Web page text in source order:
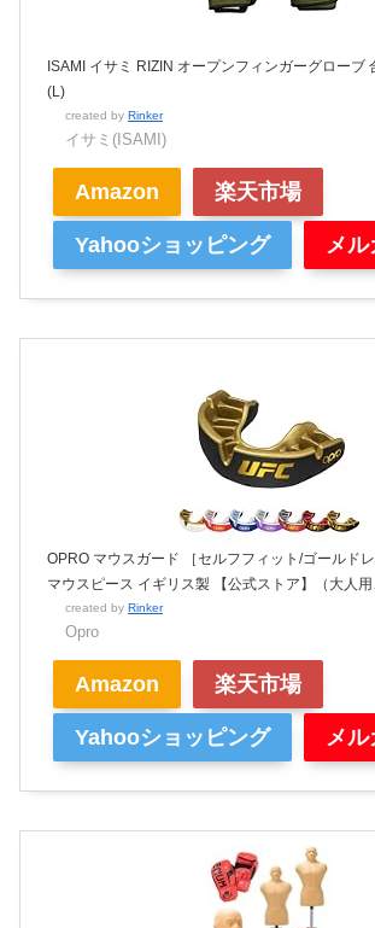
ISAMI イサミ RIZIN オープンフィンガーグローブ
(L)
created by Rinker
イサミ(ISAMI)
Amazon 楽天市場
Yahooショッピング メル
OPRO マウスガード ［セルフフィット/ゴールド
マウスピース イギリス製 【公式ストア】（大人用
created by Rinker
Opro
Amazon 楽天市場
Yahooショッピング メル